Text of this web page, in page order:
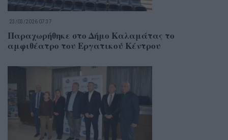
23/03/2026 07:37
Παραχωρήθηκε στο Δήμο Καλαμάτας το
αμφιθέατρο του Εργατικού Κέντρου